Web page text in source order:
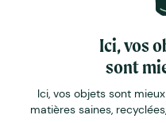
Ici, vos
sont
Ici, vos objets sont
matières saines,